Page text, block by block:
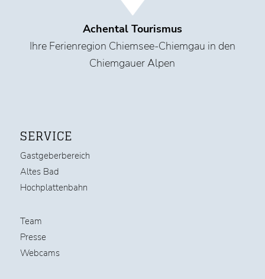
Achental Tourismus
Ihre Ferienregion Chiemsee-Chiemgau in den
Chiemgauer Alpen
SERVICE
Gastgeberbereich
Altes Bad
Hochplattenbahn
Team
Presse
Webcams